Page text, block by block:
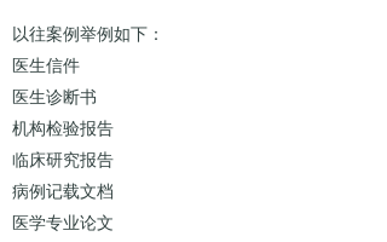
以往案例举例如下：
医生信件
医生诊断书
机构检验报告
临床研究报告
病例记载文档
医学专业论文